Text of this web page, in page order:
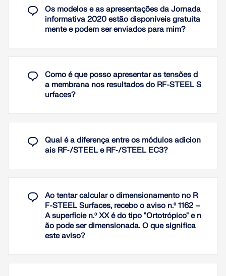
russo, tcheco, polonês, húngaro, eslovaco,
português e holandês.
Textos adicionais podem ser importados como
arquivos RTF. A numeração das páginas também é
configurável, permitindo, por exemplo, a utilização
Ler mais
Além disso, é possível definir rotações impostas
para linhas.
Os modelos e as apresentações da Jornada
informativa 2020 estão disponíveis gratuita
mente e podem ser enviados para mim?
Como é que posso apresentar as tensões d
a membrana nos resultados do RF-STEEL S
urfaces?
Qual é a diferença entre os módulos adicion
ais RF‑/STEEL e RF‑/STEEL EC3?
Ao tentar calcular o dimensionamento no R
F-STEEL Surfaces, recebo o aviso n.º 1162 –
A superfície n.º XX é do tipo "Ortotrópico" e n
ão pode ser dimensionada. O que significa
este aviso?